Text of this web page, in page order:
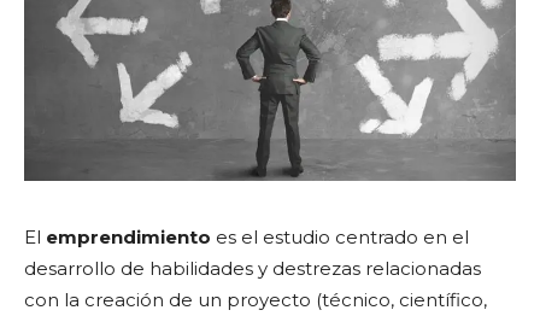
El emprendimiento es el estudio centrado en el
desarrollo de habilidades y destrezas relacionadas
con la creación de un proyecto (técnico, científico,